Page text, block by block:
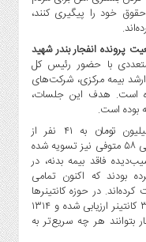
خود را پیگیری کنند،
پرونده انفجار بندر شهید
با حضور رئیس کل
ارشد بیمه مرکزی، شرکت‌های
است. هدف این جلسات،
بوده است.
وی افزود: تا کنون ۴۲ میلیارد و ۶۰۰ میلیون تومان به ۴۱ نفر از
خسارت‌دیدگان پرداخت شده و حق بیمه تمامی ۵۸ متوفی نیز تسویه شده
۱۵۸۷ خودروی آسیب‌دیده فاقد بیمه بدنه، در
کرده بودند که اکنون تمامی
در حوزه کانتینرها
نیز از مجموع ۴۵۸۳ کانتینر آسیب‌دیده، ۳۲۶۹ کانتینر ارزیابی شده و ۱۳۱۴
بتوانند هر چه سریع‌تر به